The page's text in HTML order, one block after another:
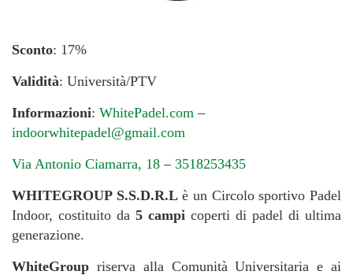
Sconto: 17%
Validità: Università/PTV
Informazioni: WhitePadel.com –
indoorwhitepadel@gmail.com
Via Antonio Ciamarra, 18 – 3518253435
WHITEGROUP S.S.D.R.Lè un Circolo sportivo Padel
Indoor, costituito da 5 campi coperti di padel di ultima
generazione.
WhiteGroup riserva alla Comunità Universitaria e ai